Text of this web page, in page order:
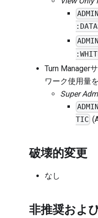
Turn Manager
ワーク使用量
Super
TIC
破壊的変更
なし
非推奨およ